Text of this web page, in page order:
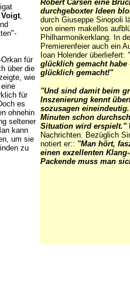
Voigt,
für
über die
wie
für
es
ohnehin
seltener
kann
um sie
zu
Robert Carsen eine
durchgeboxter Ideen
durch Giuseppe Sinopoli
von einem makellos
Philharmonikerklang. In
Premierenfeier auch ein
Ioan Holender überliefert:
glücklich gemacht habe
glücklich gemacht!"
"Und sind damit beim
Inszenierung kennt
sozusagen
Minuten schon
Situation wird erspielt."
Nachrichten. Bezüglich
notiert er:: "Man hört,
einen exzellenten
Packende muss man